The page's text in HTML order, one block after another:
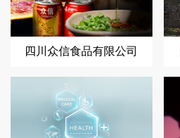
四川众信食品有限公司